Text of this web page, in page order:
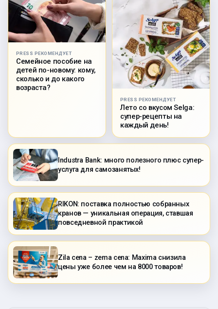
PRESS РЕКОМЕНДУЕТ
Семейное пособие на
детей по-новому: кому,
сколько и до какого
возраста?
PRESS РЕКОМЕНДУЕТ
Лето со вкусом Selga:
супер-рецепты на
каждый день!
Industra Bank: много полезного плюс супер-
услуга для самозанятых!
RIKON: поставка полностью собранных
кранов — уникальная операция, ставшая
повседневной практикой
Zila cena – zema cena: Maxima снизила
цены уже более чем на 8000 товаров!